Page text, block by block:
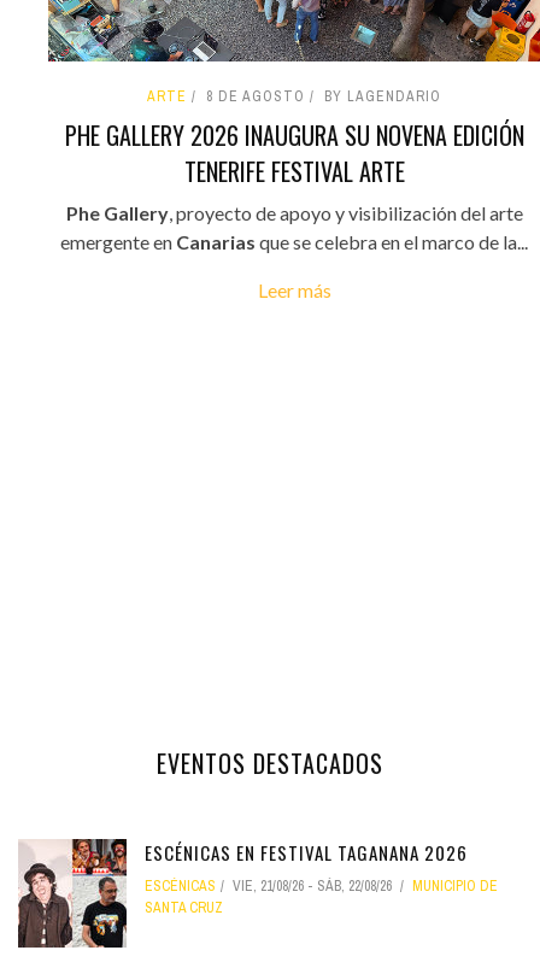
ARTE 8 DE AGOSTO BY LAGENDARIO
PHE GALLERY 2026 INAUGURA SU NOVENA EDICIÓN
TENERIFE FESTIVAL ARTE
Phe Gallery, proyecto de apoyo y visibilización del arte
emergente en Canarias que se celebra en el marco de la...
Leer más
EVENTOS DESTACADOS
ESCÉNICAS EN FESTIVAL TAGANANA 2026
ESCÉNICAS VIE, 21/08/26 - SÁB, 22/08/26
MUNICIPIO DE
SANTA CRUZ